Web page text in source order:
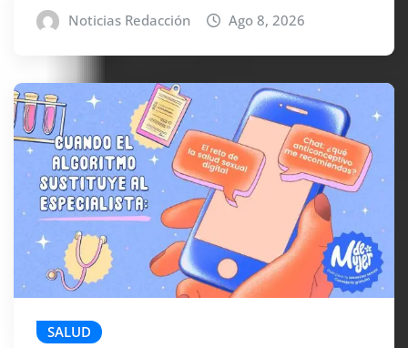
Noticias Redacción Ago 8, 2026
SALUD